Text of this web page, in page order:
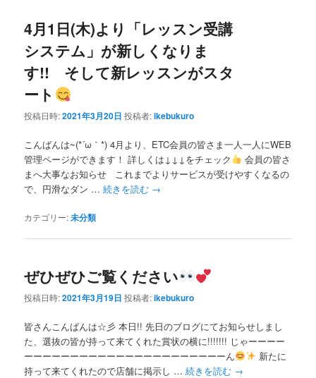
4月1日(木)より「レッスン受講
システム」が新しくなりま
す!! そして新レッスンがスタ
ート
投稿日時:2021年3月20日 投稿者:ikebukuro
こんばんは~(*´ω｀*) 4月より、ETC会員の皆さま一人一人にWEB
管理ページができます！ 詳しくは↓↓↓をチェック
会員の皆さ
まへ大事なお知らせ これまでよりサービスが受けやすくなるの
で、円滑なダン …続きを読む →
カテゴリー:未分類
ぜひぜひご覧ください
投稿日時:2021年3月19日 投稿者:ikebukuro
皆さんこんばんは☆彡 本日!! 先日のブログにてお知らせしまし
た、選抜の皆が持って来てくれた賞状の横に!!!!!!! じゃーーーー
ーーーーーーーーーーーーーーーーーーーーーーん
新たに
持って来てくれたので店舗に掲示し …続きを読む →